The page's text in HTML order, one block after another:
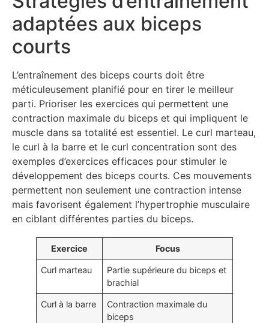
adaptées aux biceps
courts
L’entraînement des biceps courts doit être
méticuleusement planifié pour en tirer le meilleur
parti. Prioriser les exercices qui permettent une
contraction maximale du biceps et qui impliquent le
muscle dans sa totalité est essentiel. Le curl marteau,
le curl à la barre et le curl concentration sont des
exemples d’exercices efficaces pour stimuler le
développement des biceps courts. Ces mouvements
permettent non seulement une contraction intense
mais favorisent également l’hypertrophie musculaire
en ciblant différentes parties du biceps.
Exercice Focus
Curl marteau
Partie supérieure du biceps et
brachial
Curl à la barre
Contraction maximale du
biceps